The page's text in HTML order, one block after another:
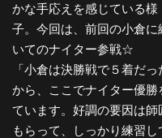
かな手応えを感じている様
子。今回は、前回の小倉に
いてのナイター参戦☆
「小倉は決勝戦で５着だっ
から、ここでナイター優
ています。好調の要因は
もらって、しっかり練習し